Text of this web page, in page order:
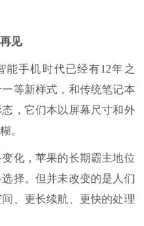
见
手机时代已经有12年之
等新样式，和传统笔记本
，它们本以屏幕尺寸和外
。
化，苹果的长期霸主地位
择。但并未改变的是人们
、更长续航、更快的处理